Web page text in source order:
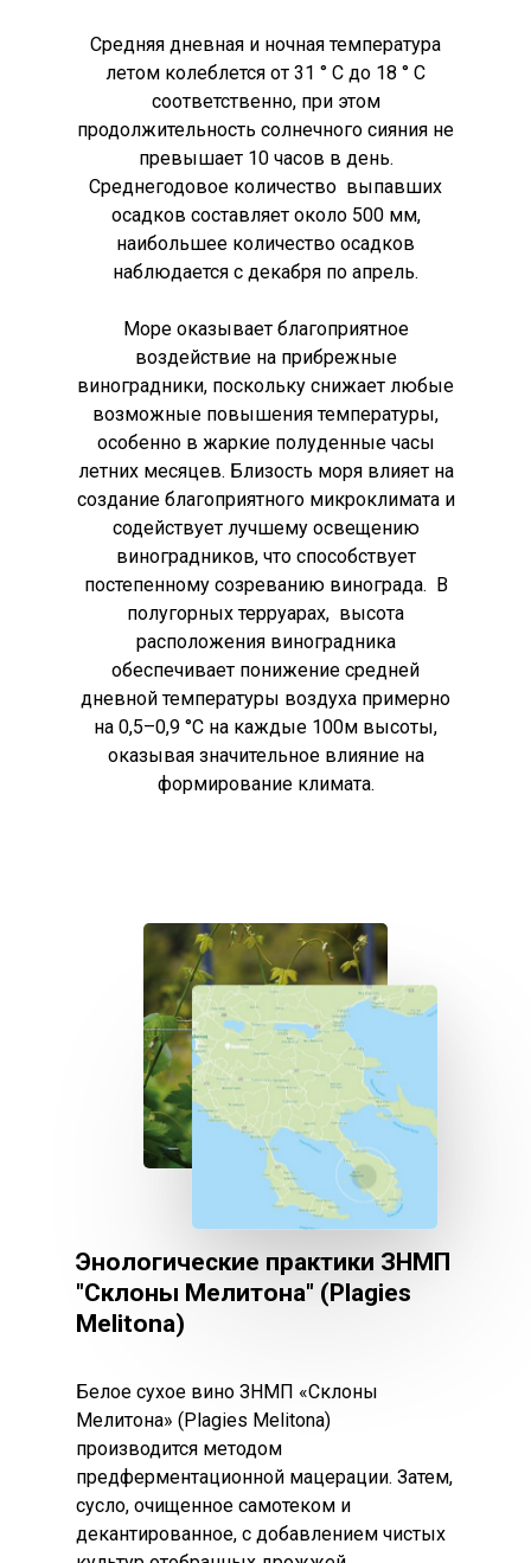
Средняя дневная и ночная температура
летом колеблется от 31 ° C до 18 ° C
соответственно, при этом
продолжительность солнечного сияния не
превышает 10 часов в день.
Среднегодовое количество выпавших
осадков составляет около 500 мм,
наибольшее количество осадков
наблюдается с декабря по апрель.
Море оказывает благоприятное
воздействие на прибрежные
виноградники, поскольку снижает любые
возможные повышения температуры,
особенно в жаркие полуденные часы
летних месяцев. Близость моря влияет на
создание благоприятного микроклимата и
содействует лучшему освещению
виноградников, что способствует
постепенному созреванию винограда. В
полугорных терруарах, высота
расположения виноградника
обеспечивает понижение средней
дневной температуры воздуха примерно
на 0,5–0,9 °C на каждые 100м высоты,
оказывая значительное влияние на
формирование климата.
Энологические практики ЗНМП
"Склоны Мелитона" (Plagies
Melitona)
Белое сухое вино ЗНМП «Склоны
Мелитона» (Plagies Melitona)
производится методом
предферментационной мацерации. Затем,
сусло, очищенное самотеком и
декантированное, с добавлением чистых
ГЛАВНАЯ
Греции
ГЛАВНАЯ